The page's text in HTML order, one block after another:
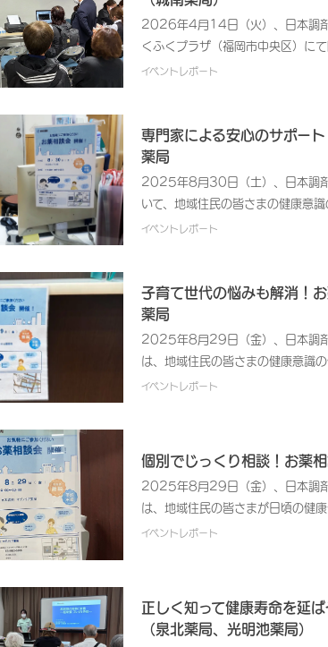
3か月～半年後の再測定をおすす
日々の食生活に取り入れやすい「
調剤の葛花珈琲」の試飲をご提供
は「減量をしないといけないと感
を提供する企業として、今後も地
情報提供の機会を積極的に設けて
時：2026年5月18日（月）～22
日本調剤 松江薬局実 施 内 容：・
イス・プライベートブランド商品
過剰に摂取すると、血圧の上昇を
能性があります。日頃から塩分計
対策の必要性を感じていない方も
回のイベントでは、薬局でもご購
度の測定をご体験いただきました
「減塩に気を付けて料理をしてい
いかわからなくなるので、いいで
2026年4月14日（火）、日本調
くふくプラザ（福岡市中央区）に
7年度 第8回運営委員会」に協力機
発活動に加え、地域の医療・介護
携やサポート活動も積極的に行って
多職種連携を深めることで、地域
しています。本イベントは、福岡市
サポートを実際に体験していただ
した。当日は、筋肉量や体脂肪量
定」と、血管の健康状態を示す「
後には、参加された皆さまに結果
値の見方をご説明したほか、健康
提供できるかを知っていただく良
【イベント概要】開催日時：
実施内容：・体組成測定・血管年
数：約60名
イベントレポート
専門家による安心のサポー
薬局
2025年8月30日（土）、日本調
いて、地域住民の皆さまの健康意識
薬相談会を開催いたしました。日
開催以外の各種健康関連イベント
啓発活動に取り組んでいます。薬
承っておりますが、処方薬だけで
薬）やサプリメントとの飲み合わ
不安を感じている方からの相談を
薬の詳細を確認し、現在の飲み合
て服用していくことの必要性など
ける不安が解消され、「安心して
ントの中には、処方薬と有効成分
たりするものがあります。薬剤師
イベントレポート
子育て世代の悩みも解消！
薬局
2025年8月29日（金）、日本調剤
は、地域住民の皆さまの健康意識
薬相談会」を開催いたしました。
る啓発活動に取り組んでいます。
に対応する相談会として、薬剤師
しました。ご参加者からは、複数
クの他、「以前もらった薬が残っ
さまが「粉薬をどうしても嫌がっ
いてしまう」といった、保護者の
れに対し、「混ぜても大丈夫な食
イベントレポート
個別でじっくり相談！お薬
2025年8月29日（金）、日本調剤
は、地域住民の皆さまが日頃の健
う、「お薬相談会」を開催いたし
康に関する啓発活動に取り組んで
るご相談を承っておりますが、複
イベントレポート
正しく知って健康寿命を延
（泉北薬局、光明池薬局）